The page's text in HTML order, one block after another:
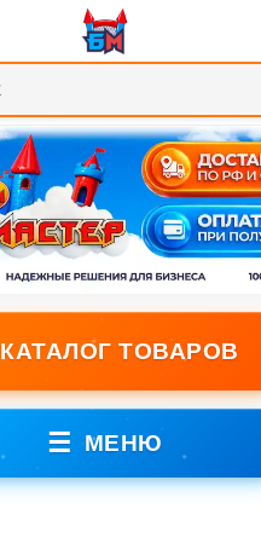
КАТАЛОГ ТОВАРОВ
☰ МЕНЮ